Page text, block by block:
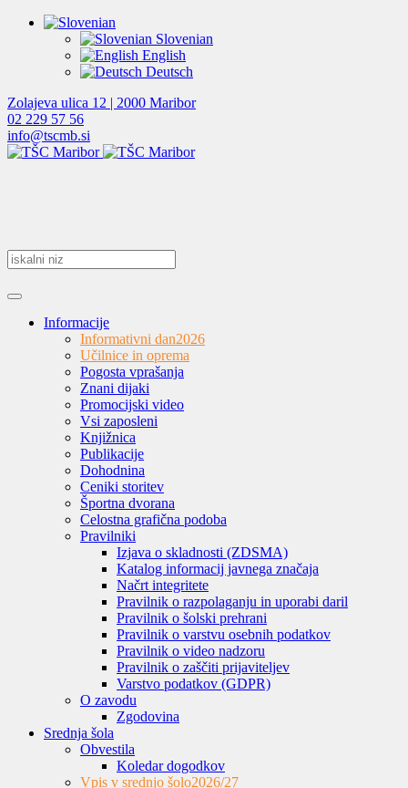
Slovenian
English
Deutsch
Zolajeva ulica 12 | 2000 Maribor
02 229 57 56
info@tscmb.si
Informacije
Informativni dan2026
Učilnice in oprema
Pogosta vprašanja
Znani dijaki
Promocijski video
Vsi zaposleni
Knjižnica
Publikacije
Dohodnina
Ceniki storitev
Športna dvorana
Celostna grafična podoba
Pravilniki
Izjava o skladnosti (ZDSMA)
Katalog informacij javnega značaja
Načrt integritete
Pravilnik o razpolaganju in uporabi daril
Pravilnik o šolski prehrani
Pravilnik o varstvu osebnih podatkov
Pravilnik o video nadzoru
Pravilnik o zaščiti prijaviteljev
Varstvo podatkov (GDPR)
O zavodu
Zgodovina
Srednja šola
Obvestila
Koledar dogodkov
Vpis v srednjo šolo2026/27